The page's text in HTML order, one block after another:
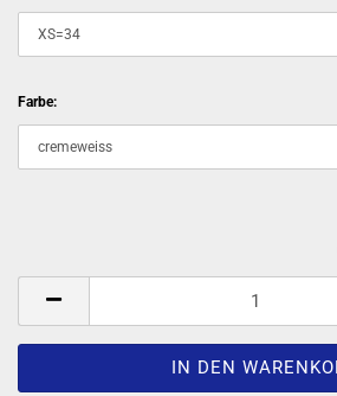
Farbe: